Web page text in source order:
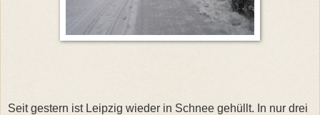
Seit gestern ist Leipzig wieder in Schnee gehüllt. In nur drei